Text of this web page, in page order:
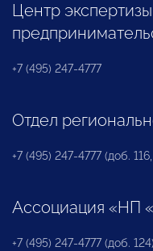
Центр
+7 (495) 247-4777
Отдел
+7 (495) 247-4777 (доб. 116,
Ассоциация «НП
+7 (495) 247-4777 (доб. 124)